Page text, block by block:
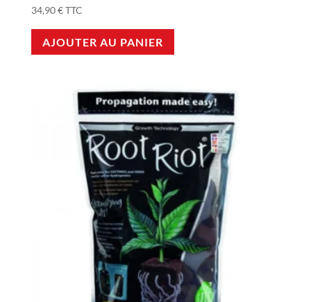
34,90€TTC
AJOUTER AU PANIER